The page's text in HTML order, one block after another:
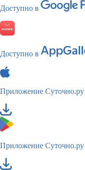
Доступно в
Доступно в
Приложение Суточно.ру
Приложение Суточно.ру